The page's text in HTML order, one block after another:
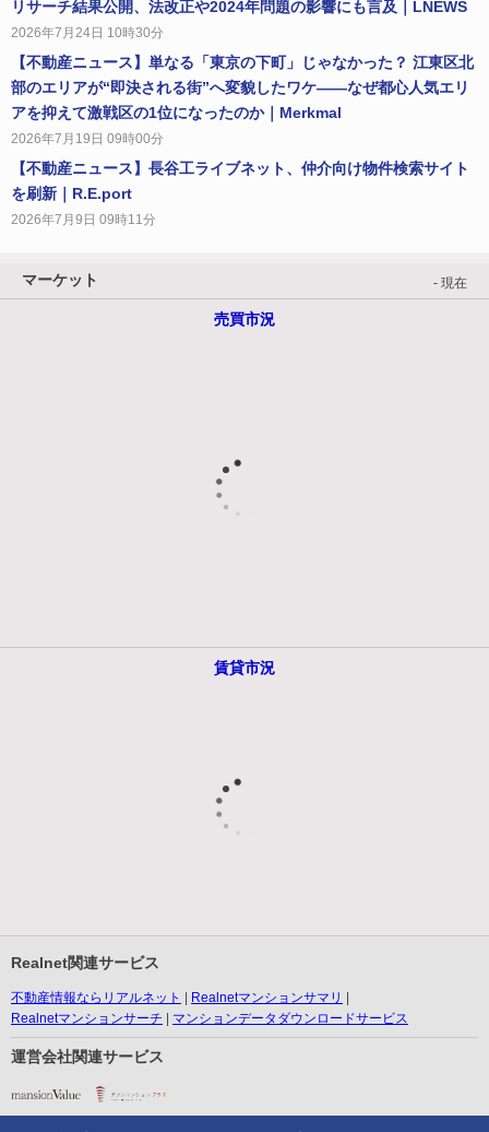
リサーチ結果公開、法改正や2024年問題の影響にも言及｜LNEWS
2026年7月24日 10時30分
【不動産ニュース】単なる「東京の下町」じゃなかった？ 江東区北
部のエリアが“即決される街”へ変貌したワケ――なぜ都心人気エリ
アを抑えて激戦区の1位になったのか｜Merkmal
2026年7月19日 09時00分
【不動産ニュース】長谷工ライブネット、仲介向け物件検索サイト
を刷新｜R.E.port
2026年7月9日 09時11分
マーケット - 現在
売買市況
賃貸市況
Realnet関連サービス
不動産情報ならリアルネット
Realnetマンションサマリ
Realnetマンションサーチ
マンションデータダウンロードサービス
運営会社関連サービス